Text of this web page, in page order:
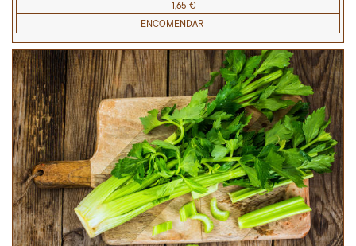
1,65 €
ENCOMENDAR